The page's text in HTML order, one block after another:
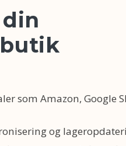
som Amazon, Google
og